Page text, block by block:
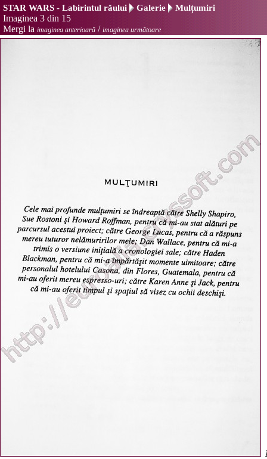
STAR WARS - Labirintul răului Galerie Mulțumiri
Imaginea 3 din 15
Mergi la imaginea anterioară / imaginea următoare